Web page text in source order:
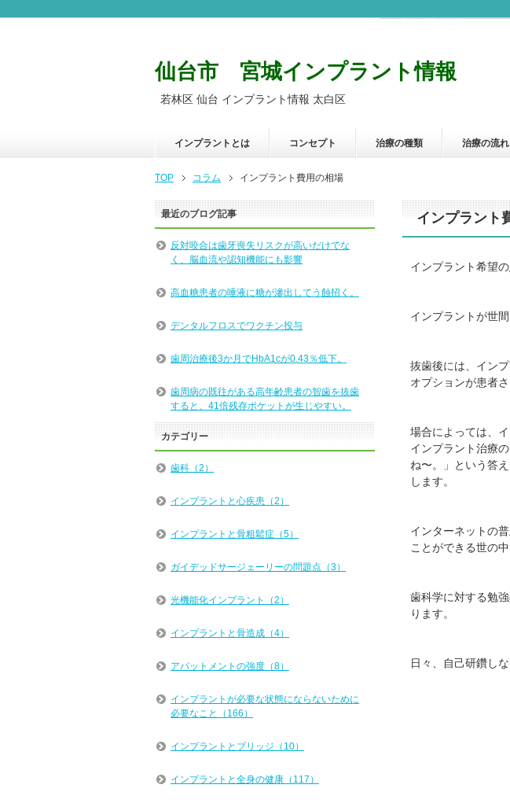
仙台市 宮城インプラント情報
若林区 仙台 インプラント情報 太白区
インプラントとは コンセプト 治療の種類 治療の流れ
TOP コラム インプラント費用の相場
インプラント
インプラント希望
インプラントが世
抜歯後には、イン
オプションが患者
場合によっては、
インプラント治療
ね〜。」という答
します。
インターネットの
ことができる世の
歯科学に対する勉
ります。
日々、自己研鑽し
最近のブログ記事
反対咬合は歯牙喪失リスクが高いだけでな
く、脳血流や認知機能にも影響
高血糖患者の唾液に糖が滲出してう蝕招く。
デンタルフロスでワクチン投与
歯周治療後3か月でHbA1cが0.43％低下。
歯周病の既往がある高年齢患者の智歯を抜歯
すると、41倍残存ポケットが生じやすい。
カテゴリー
歯科（2）
インプラントと心疾患（2）
インプラントと骨粗鬆症（5）
ガイデッドサージェーリーの問題点（3）
光機能化インプラント（2）
インプラントと骨造成（4）
アバットメントの強度（8）
インプラントが必要な状態にならないために
必要なこと（166）
インプラントとブリッジ（10）
インプラントと全身の健康（117）